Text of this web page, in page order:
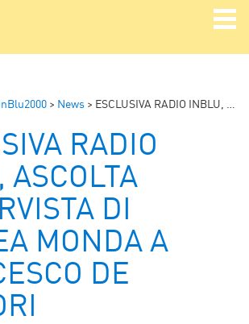
> News > ESCLUSIVA RADIO INBLU, ASCOLTA L’INTERVISTA DI ANDREA MONDA A FRANCESCO DE GREGORI
RADIO
DI
MONDA A
DE